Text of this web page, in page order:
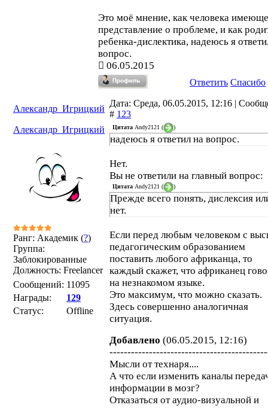
Это моё мнение, как человека
представление о проблеме, и как
ребенка-дислектика, надеюсь я
вопрос.
06.05.2015
Ответить Спасибо
Александр_Игрицкий
Дата: Среда, 06.05.2015, 12:16 |
# 123
Александр_Игрицкий
Ранг: Академик (?)
Группа:
Заблокированные
Должность: Freelancer
Сообщений: 11095
Награды:
129
Статус:
Offline
Цитата Andy2121 ( )
надеюсь я ответил на вопрос.
Нет.
Вы не ответили на главный вопрос:
Цитата Andy2121 ( )
Прежде всего понять, дислексия
нет.
Если перед любым человеком с
педагогическим образованием
поставить любого африканца, то
каждый скажет, что африканец
на незнакомом языке.
Это максимум, что можно сказать.
Здесь совершенно аналогичная
ситуация.
Добавлено (06.05.2015, 12:16)
Мысли от технаря....
А что если изменить каналы
информации в мозг?
Отказаться от аудио-визуальной и